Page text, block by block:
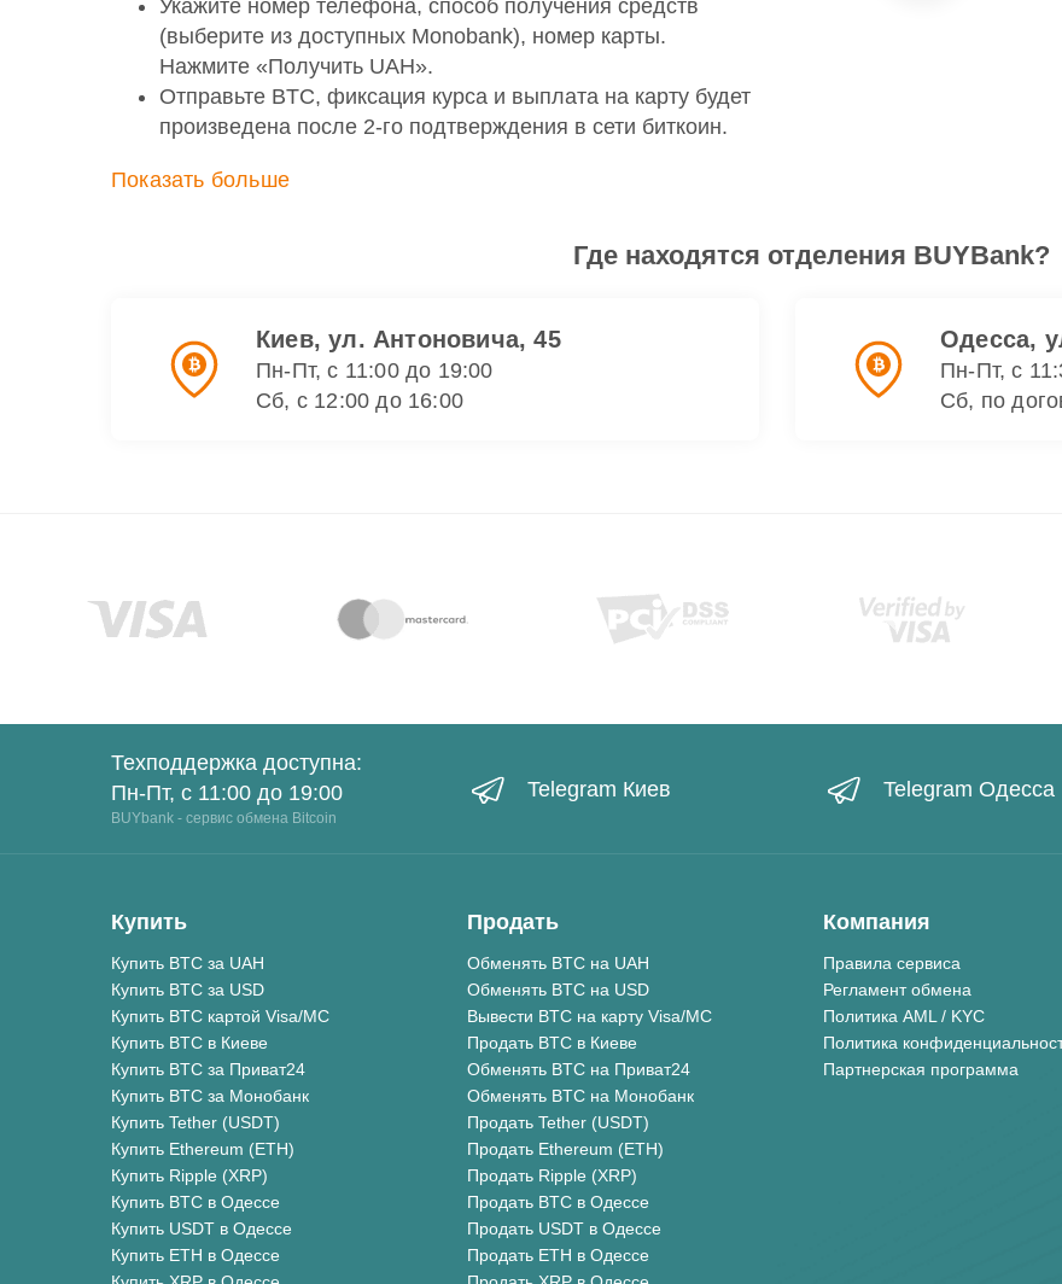
Укажите номер телефона, способ получения средств
(выберите из доступных Monobank), номер карты.
Нажмите «Получить UAH».
Отправьте BTC, фиксация курса и выплата на карту будет
произведена после 2-го подтверждения в сети биткоин.
Показать больше
Где находятся отделения BUYBank?
Киев, ул. Антоновича, 45
Пн-Пт, с 11:00 до 19:00
Сб, с 12:00 до 16:00
Одесса,
Пн-Пт, с
Сб, по
Техподдержка доступна:
Пн-Пт, с 11:00 до 19:00
BUYbank - сервис обмена Bitcoin
Telegram Киев Telegram Одесса
Купить
Купить BTC за UAH
Купить BTC за USD
Купить BTC картой Visa/MC
Купить BTC в Киеве
Купить BTC за Приват24
Купить BTC за Монобанк
Купить Tether (USDT)
Купить Ethereum (ETH)
Купить Ripple (XRP)
Купить BTC в Одессе
Купить USDT в Одессе
Купить ETH в Одессе
Продать
Обменять BTC на UAH
Обменять BTC на USD
Вывести BTC на карту Visa/MC
Продать BTC в Киеве
Обменять BTC на Приват24
Обменять BTC на Монобанк
Продать Tether (USDT)
Продать Ethereum (ETH)
Продать Ripple (XRP)
Продать BTC в Одессе
Продать USDT в Одессе
Продать ETH в Одессе
Компания
Правила сервиса
Регламент обмена
Политика AML / KYC
Политика
Партнерская программа